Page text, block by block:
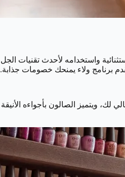
برنامج ولاء يمنحك خصومات جذابة.